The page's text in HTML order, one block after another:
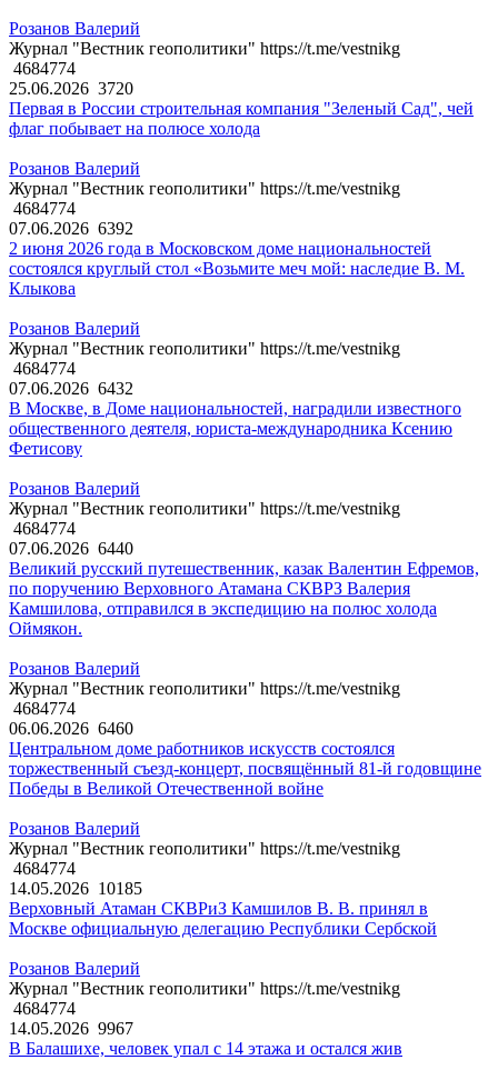
Розанов Валерий
Журнал "Вестник геополитики" https://t.me/vestnikg
4684774
25.06.2026 3720
Первая в России строительная компания "Зеленый Сад", чей
флаг побывает на полюсе холода
Розанов Валерий
Журнал "Вестник геополитики" https://t.me/vestnikg
4684774
07.06.2026 6392
2 июня 2026 года в Московском доме национальностей
состоялся круглый стол «Возьмите меч мой: наследие В. М.
Клыкова
Розанов Валерий
Журнал "Вестник геополитики" https://t.me/vestnikg
4684774
07.06.2026 6432
В Москве, в Доме национальностей, наградили известного
общественного деятеля, юриста-международника Ксению
Фетисову
Розанов Валерий
Журнал "Вестник геополитики" https://t.me/vestnikg
4684774
07.06.2026 6440
Великий русский путешественник, казак Валентин Ефремов,
по поручению Верховного Атамана СКВРЗ Валерия
Камшилова, отправился в экспедицию на полюс холода
Оймякон.
Розанов Валерий
Журнал "Вестник геополитики" https://t.me/vestnikg
4684774
06.06.2026 6460
Центральном доме работников искусств состоялся
торжественный съезд-концерт, посвящённый 81-й годовщине
Победы в Великой Отечественной войне
Розанов Валерий
Журнал "Вестник геополитики" https://t.me/vestnikg
4684774
14.05.2026 10185
Верховный Атаман СКВРиЗ Камшилов В. В. принял в
Москве официальную делегацию Республики Сербской
Розанов Валерий
Журнал "Вестник геополитики" https://t.me/vestnikg
4684774
14.05.2026 9967
В Балашихе, человек упал с 14 этажа и остался жив